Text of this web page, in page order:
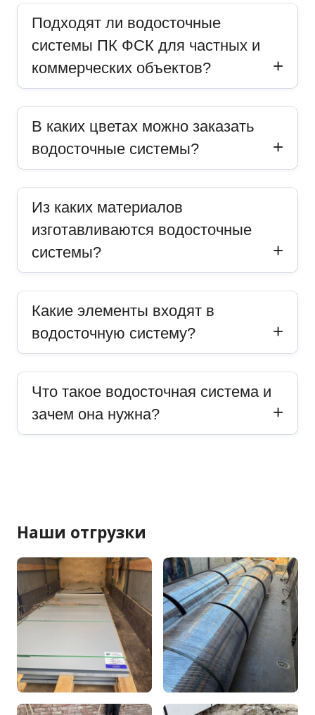
Подходят ли водосточные
системы ПК ФСК для частных и
коммерческих объектов?
В каких цветах можно заказать
водосточные системы?
Из каких материалов
изготавливаются водосточные
системы?
Какие элементы входят в
водосточную систему?
Что такое водосточная система и
зачем она нужна?
Наши отгрузки